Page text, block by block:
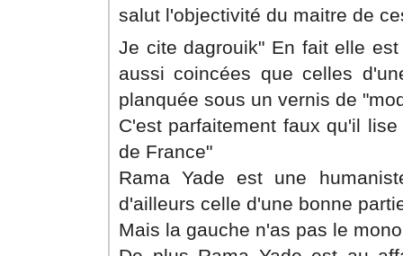
salut l'objectivité du maitre de
Je cite dagrouik" En fait elle
aussi coincées que celles
planquée sous un vernis de
C'est parfaitement faux qu'il
de France"
Rama Yade est une
d'ailleurs celle d'une bonne
Mais la gauche n'as pas le